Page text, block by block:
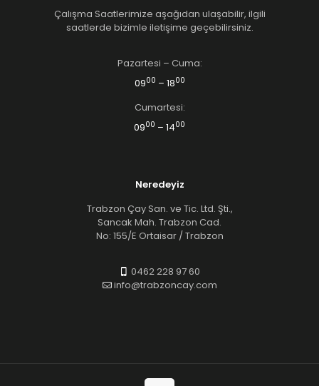
Çalışma Saatlerimize aşağıdan ulaşabilir, ilgili
saatlerde bizimle iletişime geçebilirsiniz.
Pazartesi – Cuma:
0900 – 1800
Cumartesi:
0900 – 1400
Neredeyiz
Trabzon Çay San. ve Tic. Ltd. Şti.,
Sancak Mah. Trabzon Cad.
No: 155/E Ortaisar / Trabzon
0462 228 97 60
info@trabzoncay.com